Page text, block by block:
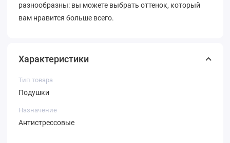
разнообразны: вы можете выбрать оттенок, который
вам нравится больше всего.
Характеристики
Тип товара
Подушки
Назначение
Антистрессовые